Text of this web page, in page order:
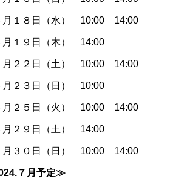
月１８日（水） 10:00 14:00
月１９日（木） 14:00
月２２日（土） 10:00 14:00
月２３日（日） 10:00
月２５日（火） 10:00 14:00
月２９日（土） 14:00
月３０日（日） 10:00 14:00
７月予定≫